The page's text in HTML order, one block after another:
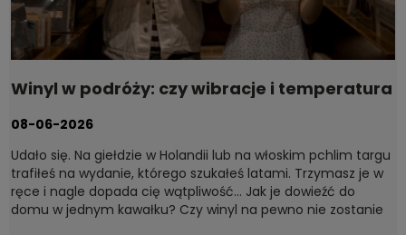
Winyl w podróży: czy wibracje i temperatura
08-06-2026
Udało się. Na giełdzie w Holandii lub na włoskim pchlim targu
trafiłeś na wydanie, którego szukałeś latami. Trzymasz je w
ręce i nagle dopada cię wątpliwość... Jak je dowieźć do
domu w jednym kawałku? Czy winyl na pewno nie zostanie